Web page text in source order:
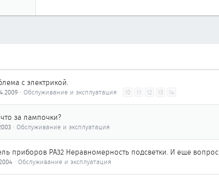
с электрикой.
Обслуживание и эксплуатация 10 11 12 13 14
за лампочки?
Обслуживание и эксплуатация
приборов PA32 Неравномерность подсветки. И еще вопрос
Обслуживание и эксплуатация